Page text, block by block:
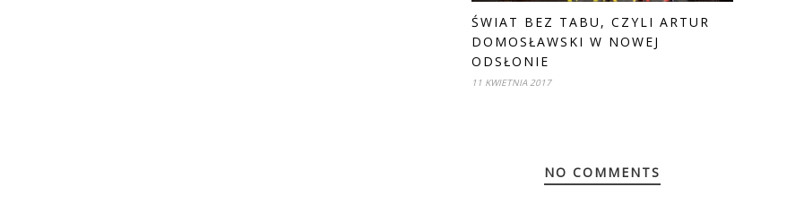
ŚWIAT BEZ TABU, CZYLI ARTUR
DOMOSŁAWSKI W NOWEJ
ODSŁONIE
11 KWIETNIA 2017
NO COMMENTS